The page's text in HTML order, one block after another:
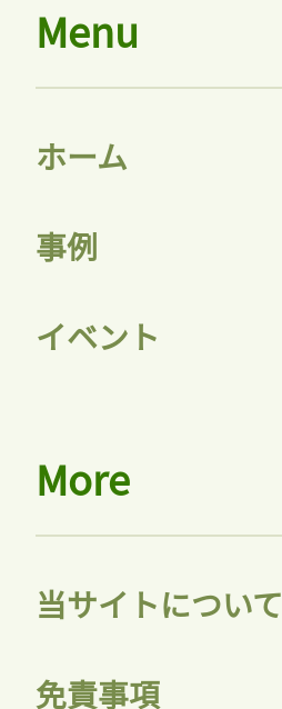
Menu
ホーム
事例
イベント
More
当サイトについて
免責事項